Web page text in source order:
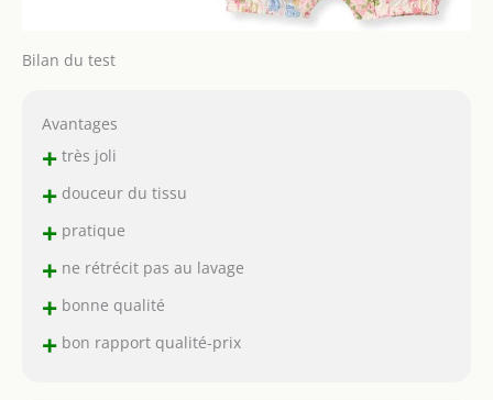
Bilan du test
Avantages
+très joli
+douceur du tissu
+pratique
+ne rétrécit pas au lavage
+bonne qualité
+bon rapport qualité-prix